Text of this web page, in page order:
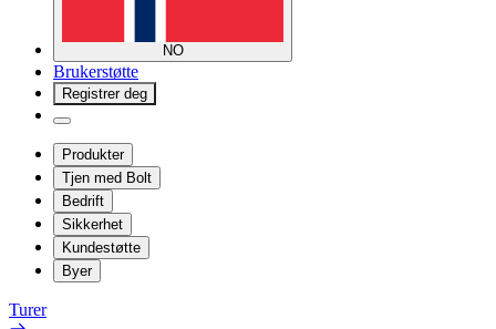
NO
Brukerstøtte
Registrer deg
Produkter
Tjen med Bolt
Bedrift
Sikkerhet
Kundestøtte
Byer
Turer